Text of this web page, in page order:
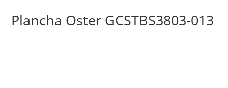
Plancha Oster GCSTBS3803-013